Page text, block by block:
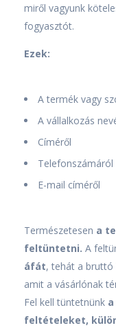
miről vagyunk
fogyasztót.
Ezek:
A termék vagy
A vállalkozás
Címéről
Telefonszámáról
E-mail címéről
Természetesen a
feltüntetni. A
áfát, tehát a bruttó
amit a vásárlónak
Fel kell tüntetnünk
feltételeket,